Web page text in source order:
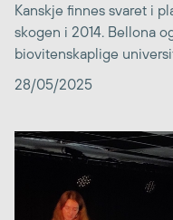
Kanskje finnes svaret i
skogen i 2014. Bellona
biovitenskaplige
28/05/2025